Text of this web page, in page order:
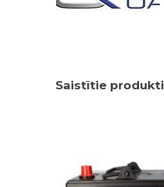
Saistītie produkti